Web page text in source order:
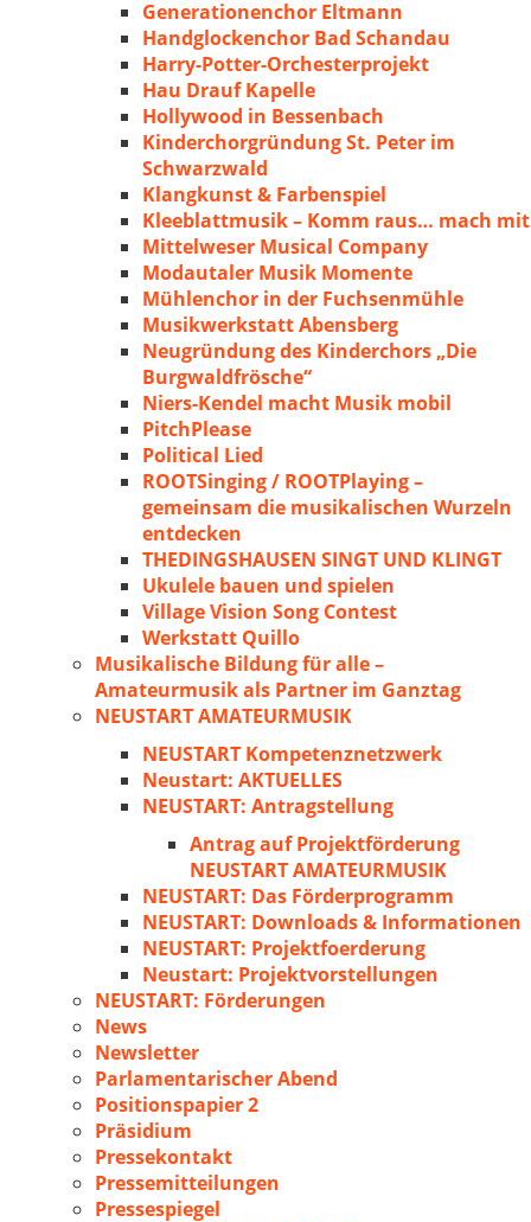
Generationenchor Eltmann
Handglockenchor Bad Schandau
Harry-Potter-Orchesterprojekt
Hau Drauf Kapelle
Hollywood in Bessenbach
Kinderchorgründung St. Peter im
Schwarzwald
Klangkunst & Farbenspiel
Kleeblattmusik – Komm raus… mach mit
Mittelweser Musical Company
Modautaler Musik Momente
Mühlenchor in der Fuchsenmühle
Musikwerkstatt Abensberg
Neugründung des Kinderchors „Die
Burgwaldfrösche“
Niers-Kendel macht Musik mobil
PitchPlease
Political Lied
ROOTSinging / ROOTPlaying –
gemeinsam die musikalischen Wurzeln
entdecken
THEDINGSHAUSEN SINGT UND KLINGT
Ukulele bauen und spielen
Village Vision Song Contest
Werkstatt Quillo
Musikalische Bildung für alle –
Amateurmusik als Partner im Ganztag
NEUSTART AMATEURMUSIK
NEUSTART Kompetenznetzwerk
Neustart: AKTUELLES
NEUSTART: Antragstellung
Antrag auf Projektförderung
NEUSTART AMATEURMUSIK
NEUSTART: Das Förderprogramm
NEUSTART: Downloads & Informationen
NEUSTART: Projektfoerderung
Neustart: Projektvorstellungen
NEUSTART: Förderungen
News
Newsletter
Parlamentarischer Abend
Positionspapier 2
Präsidium
Pressekontakt
Pressemitteilungen
Pressespiegel